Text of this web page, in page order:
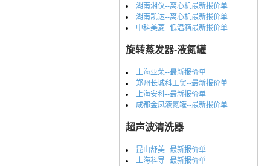
湖南湘仪--离心机最新报价单
湖南凯达--离心机最新报价单
中科美菱--低温箱最新报价单
旋转蒸发器-液氮罐
上海亚荣--最新报价单
郑州长城科工贸--最新报价单
上海安科--最新报价单
成都金凤液氮罐--最新报价单
超声波清洗器
昆山舒美--最新报价单
上海科导--最新报价单